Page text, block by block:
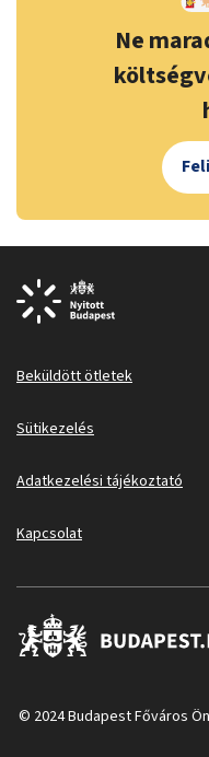
Ne
Beküldött ötletek
Sütikezelés
Adatkezelési tájékoztató
Kapcsolat
© 2024 Budapest Főváros